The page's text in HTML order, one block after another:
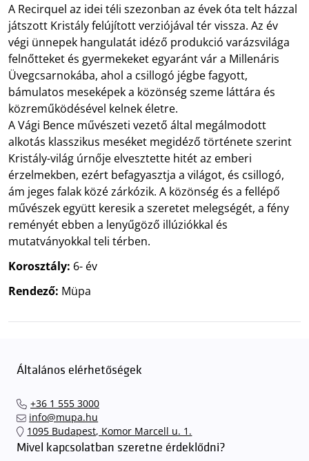
A Recirquel az idei téli szezonban az évek óta telt házzal
játszott Kristály felújított verziójával tér vissza. Az év
végi ünnepek hangulatát idéző produkció varázsvilága
felnőtteket és gyermekeket egyaránt vár a Millenáris
Üvegcsarnokába, ahol a csillogó jégbe fagyott,
bámulatos meseképek a közönség szeme láttára és
közreműködésével kelnek életre.
A Vági Bence művészeti vezető által megálmodott
alkotás klasszikus meséket megidéző története szerint
Kristály-világ úrnője elvesztette hitét az emberi
érzelmekben, ezért befagyasztja a világot, és csillogó,
ám jeges falak közé zárkózik. A közönség és a fellépő
művészek együtt keresik a szeretet melegségét, a fény
reményét ebben a lenyűgöző illúziókkal és
mutatványokkal teli térben.
Korosztály: 6- év
Rendező: Müpa
Általános elérhetőségek
+36 1 555 3000
info@mupa.hu
1095 Budapest, Komor Marcell u. 1.
Mivel kapcsolatban szeretne érdeklődni?